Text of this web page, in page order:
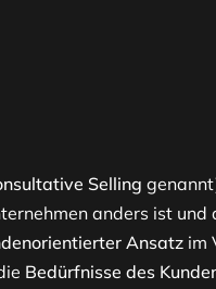
Selling
anders ist und
Ansatz im
Bedürfnisse des